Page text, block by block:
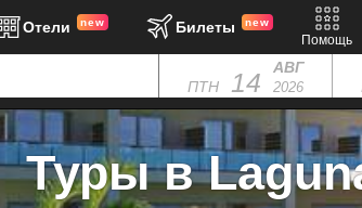
Отели new Билеты new
Помощь
ПТН 14 АВГ
2026
Туры в